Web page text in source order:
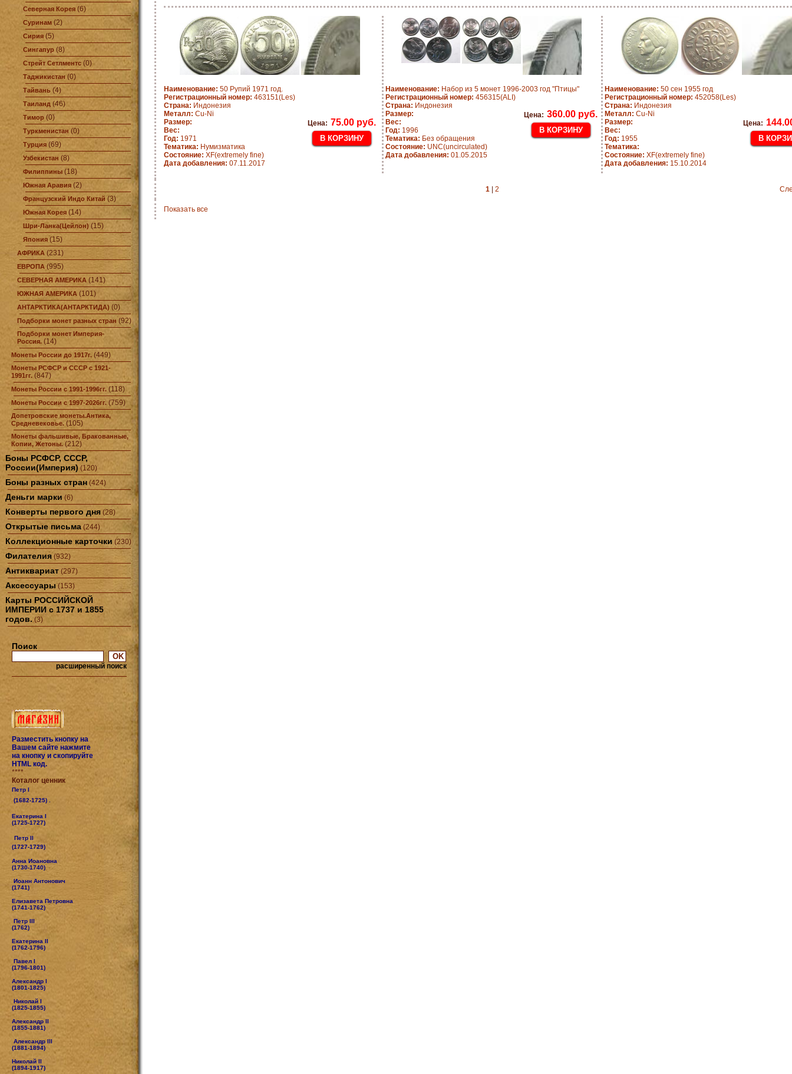
Северная Корея (6)
Суринам (2)
Сирия (5)
Сингапур (8)
Стрейт Сетлментс (0)
Таджикистан (0)
Тайвань (4)
Таиланд (46)
Тимор (0)
Туркменистан (0)
Турция (69)
Узбекистан (8)
Филиппины (18)
Южная Аравия (2)
Французский Индо Китай (3)
Южная Корея (14)
Шри-Ланка(Цейлон) (15)
Япония (15)
АФРИКА (231)
ЕВРОПА (995)
СЕВЕРНАЯ АМЕРИКА (141)
ЮЖНАЯ АМЕРИКА (101)
АНТАРКТИКА(АНТАРКТИДА) (0)
Подборки монет разных стран (92)
Подборки монет Империя-
Россия. (14)
Монеты России до 1917г. (449)
Монеты РСФСР и СССР с 1921-
1991гг. (847)
Монеты России с 1991-1996гг. (118)
Монеты России с 1997-2026гг. (759)
Допетровские монеты.Антика,
Средневековье. (105)
Монеты фальшивые, Бракованные,
Копии, Жетоны. (212)
Боны РСФСР, СССР,
России(Империя) (120)
Боны разных стран (424)
Деньги марки (6)
Конверты первого дня (28)
Открытые письма (244)
Коллекционные карточки (230)
Филателия (932)
Антиквариат (297)
Аксессуары(153)
Карты РОССИЙСКОЙ
ИМПЕРИИ с 1737 и 1855
годов.(3)
Поиск
расширенный поиск
Разместить кнопку на
Вашем сайте нажмите
на кнопку и скопируйте
HTML код.
****
Коталог ценник
Петр I
(1682-1725) .
Екатерина I
(1725-1727)
Петр II
(1727-1729)
Анна Иоановна
(1730-1740)
Иоанн Антонович
(1741)
Елизавета Петровна
(1741-1762)
Петр III
(1762)
Екатерина II
(1762-1796)
Павел I
(1796-1801)
Александр I
(1801-1825)
Николай I
(1825-1855)
Александр II
(1855-1881)
Александр III
(1881-1894)
Николай II
(1894-1917)
Наименование: 50 Рупий 1971 год.
Регистрационный номер: 463151(Les)
Страна: Индонезия
Металл: Cu-Ni
Размер:
Вес:
Год: 1971
Тематика: Нумизматика
Состояние: XF(extremely fine)
Дата добавления: 07.11.2017
Цена: 75.00 руб.
Наименование: Набор из 5 монет 1996-2003 год "Птицы"
Регистрационный номер: 456315(ALI)
Страна: Индонезия
Размер:
Вес:
Год: 1996
Тематика: Без обращения
Состояние: UNC(uncirculated)
Дата добавления: 01.05.2015
Цена: 360.00 руб.
Наименование: 50 сен 1955 год
Регистрационный номер: 452058(Les)
Страна: Индонезия
Металл: Cu-Ni
Размер:
Вес:
Год: 1955
Тематика:
Состояние: XF(extremely fine)
Дата добавления: 15.10.2014
Цена:
1 2
Показать все